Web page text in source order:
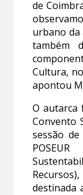
de
urbano da
também
Cultura,
apontou
O autarca
Convento
sessão
destinada